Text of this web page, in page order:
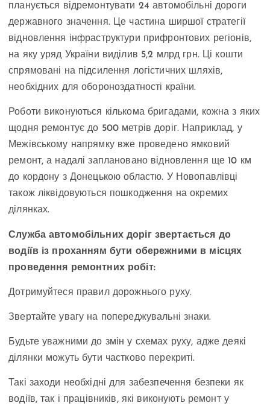
планується відремонтувати 24 автомобільні дороги
державного значення. Це частина ширшої стратегії
відновлення інфраструктури прифронтових регіонів,
на яку уряд України виділив 5,2 млрд грн. Ці кошти
спрямовані на підсилення логістичних шляхів,
необхідних для обороноздатності країни.
Роботи виконуються кількома бригадами, кожна з яких
щодня ремонтує до 500 метрів доріг. Наприклад, у
Межівському напрямку вже проведено ямковий
ремонт, а надалі заплановано відновлення ще 10 км
до кордону з Донецькою областю. У Новопавлівці
також ліквідовуються пошкодження на окремих
ділянках.
Служба автомобільних доріг звертається до
водіїв із проханням бути обережними в місцях
проведення ремонтних робіт:
Дотримуйтеся правил дорожнього руху.
Звертайте увагу на попереджувальні знаки.
Будьте уважними до змін у схемах руху, адже деякі
ділянки можуть бути частково перекриті.
Такі заходи необхідні для забезпечення безпеки як
водіїв, так і працівників, які виконують ремонт у